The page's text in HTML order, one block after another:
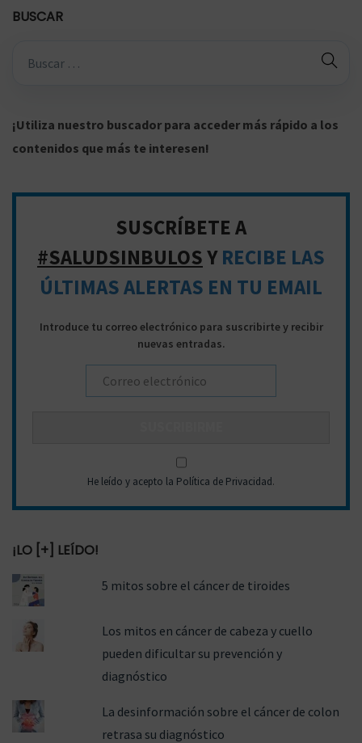
BUSCAR
q
u
d
¡Utiliza nuestro buscador para acceder más rápido a los
contenidos que más te interesen!
SUSCRÍBETE A
#SALUDSINBULOSYRECIBE LAS
ÚLTIMAS ALERTAS EN TU EMAIL
Introduce tu correo electrónico para suscribirte y recibir
nuevas entradas.
He leído y acepto la Política de Privacidad.
¡LO [+] LEÍDO!
5 mitos sobre el cáncer de tiroides
Los mitos en cáncer de cabeza y cuello
pueden dificultar su prevención y
diagnóstico
La desinformación sobre el cáncer de colon
retrasa su diagnóstico